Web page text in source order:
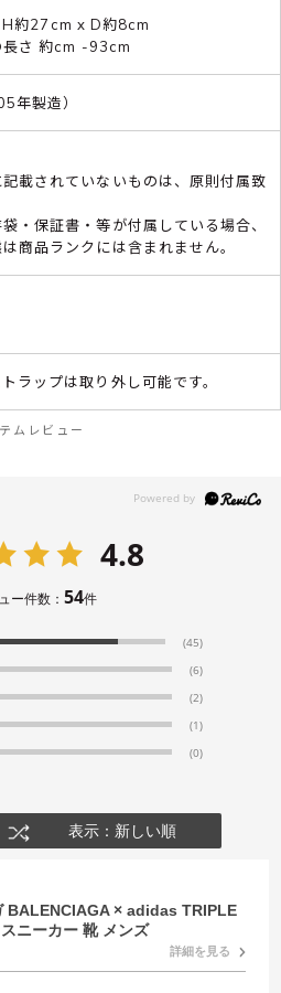
約27cm x D約8cm
長さ 約cm -93cm
年製造）
載されていないものは、原則付属致
・保証書・等が付属している場合、
商品ランクには含まれません。
ラップは取り外し可能です。
ムレビュー
4.8
ー件数： 54件
(45)
(6)
(2)
(1)
(0)
表示：新しい順
BALENCIAGA × adidas TRIPLE
ニーカー 靴 メンズ
詳細を見る